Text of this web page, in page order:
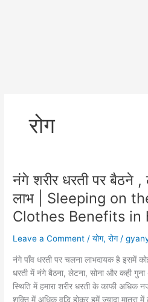
रोग
नंगे शरीर धरती पर
लाभ | Sleeping on
Clothes Benefits in
Leave a Comment /योग,रोग/
नंगे पाँव धरती पर चलना लाभदायक है इसमें
धरती में नंगे बैठना, लेटना, सोना और कही
स्थिति में हमारा शरीर धरती के काफी अधिक
शक्ति में अधिक वृद्धि होकर हमें ज्यादा मात्रा